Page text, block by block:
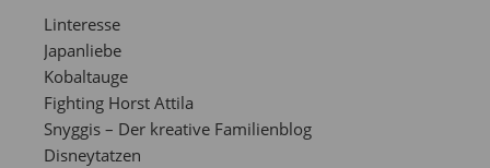
Linteresse
Japanliebe
Kobaltauge
Fighting Horst Attila
Snyggis – Der kreative Familienblog
Disneytatzen